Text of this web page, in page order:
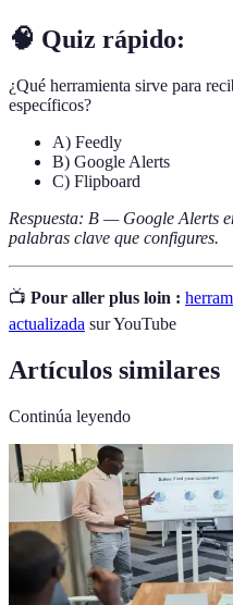
🧠 Quiz rápido:
¿Qué herramienta sirve para
específicos?
A) Feedly
B) Google Alerts
C) Flipboard
Respuesta: B — Google Alerts
palabras clave que configures.
📺 Pour aller plus loin :
actualizada sur YouTube
Artículos similares
Continúa leyendo